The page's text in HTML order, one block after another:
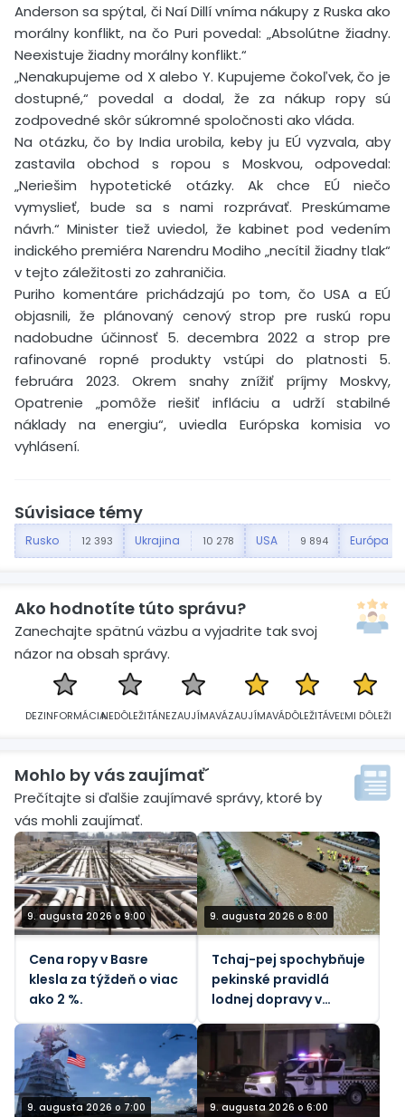
Anderson sa spýtal, či Naí Dillí vníma nákupy z Ruska ako
morálny konflikt, na čo Puri povedal: „Absolútne žiadny.
Neexistuje žiadny morálny konflikt.“
„Nenakupujeme od X alebo Y. Kupujeme čokoľvek, čo je
dostupné,“ povedal a dodal, že za nákup ropy sú
zodpovedné skôr súkromné spoločnosti ako vláda.
Na otázku, čo by India urobila, keby ju EÚ vyzvala, aby
zastavila obchod s ropou s Moskvou, odpovedal:
„Neriešim hypotetické otázky. Ak chce EÚ niečo
vymyslieť, bude sa s nami rozprávať. Preskúmame
návrh.“ Minister tiež uviedol, že kabinet pod vedením
indického premiéra Narendru Modiho „necítil žiadny tlak“
v tejto záležitosti zo zahraničia.
Puriho komentáre prichádzajú po tom, čo USA a EÚ
objasnili, že plánovaný cenový strop pre ruskú ropu
nadobudne účinnosť 5. decembra 2022 a strop pre
rafinované ropné produkty vstúpi do platnosti 5.
februára 2023. Okrem snahy znížiť príjmy Moskvy,
Opatrenie „pomôže riešiť infláciu a udrží stabilné
náklady na energiu“, uviedla Európska komisia vo
vyhlásení.
Súvisiace témy
Rusko 12 393 Ukrajina 10 278 USA 9 894 Európa
Ako hodnotíte túto správu?
Zanechajte spätnú väzbu a vyjadrite tak svoj
názor na obsah správy.
DEZINFORMÁCIANEDÔLEŽITÁNEZAUJÍMAVÁZAUJÍMAVÁDÔLEŽITÁVEĽMI DÔLEŽITÁ
Mohlo by vás zaujímať´
Prečítajte si ďalšie zaujímavé správy, ktoré by
vás mohli zaujímať.
9. augusta 2026 o 9:00
Cena ropy v Basre
klesla za týždeň o viac
ako 2 %.
9. augusta 2026 o 8:00
Tchaj-pej spochybňuje
pekinské pravidlá
lodnej dopravy v
počas tajfúnu
9. augusta 2026 o 7:00 9. augusta 2026 o 6:00